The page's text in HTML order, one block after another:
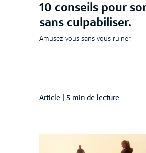
10 conseils pour
sans culpabiliser.
Amusez-vous sans vous ruiner.
Article 5 min de lecture